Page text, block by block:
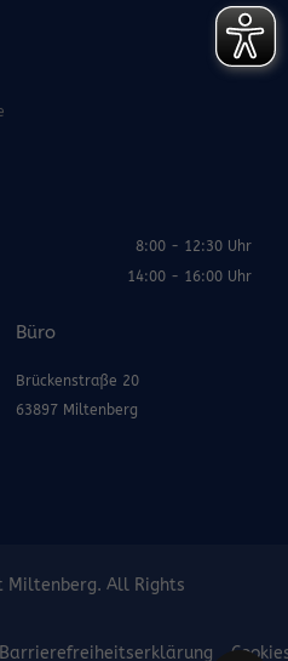
8:00 - 12:30 Uhr
14:00 - 16:00 Uhr
Büro
Brückenstraße 20
63897 Miltenberg
Miltenberg. All Rights
Barrierefreiheitserklärung